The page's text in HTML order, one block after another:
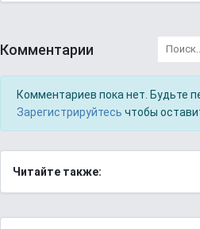
Комментарии
Комментариев пока нет. Будьте
Зарегистрируйтесь чтобы
Читайте также: